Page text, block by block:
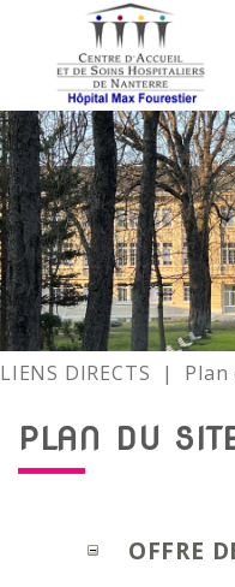
LIENS DIRECTS | Plan
PLAN DU
OFFRE